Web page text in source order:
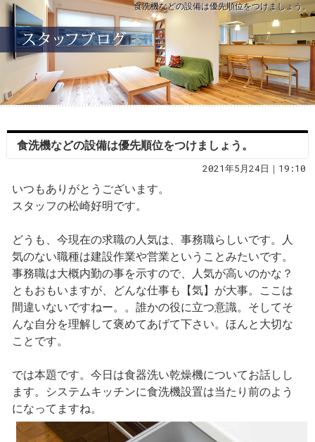
食洗機などの設備は優先順位をつけましょう。
食洗機などの設備は優先順位をつけましょう。
2021年5月24日｜19:10
いつもありがとうございます。
スタッフの松崎好明です。
どうも、今現在の求職の人気は、事務職らしいです。人
気のない職種は建設作業や営業ということみたいです。
事務職は大概内勤の事を示すので、人気が高いのかな？
ともおもいますが、どんな仕事も【気】が大事。ここは
間違いないですねー。。誰かの役に立つ意識。そしてそ
んな自分を理解して褒めてあげて下さい。ほんと大切な
ことです。
では本題です。今日は食器洗い乾燥機についてお話しし
ます。システムキッチンに食洗機設置は当たり前のよう
になってますね。